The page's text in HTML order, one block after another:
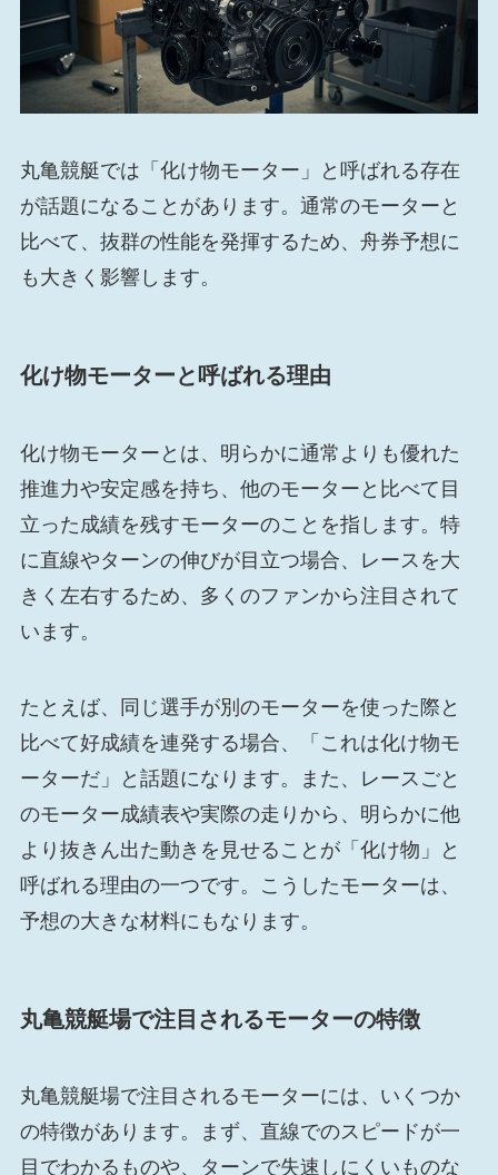
丸亀競艇では「化け物モーター」と呼ばれる存在
が話題になることがあります。通常のモーターと
比べて、抜群の性能を発揮するため、舟券予想に
も大きく影響します。
化け物モーターと呼ばれる理由
化け物モーターとは、明らかに通常よりも優れた
推進力や安定感を持ち、他のモーターと比べて目
立った成績を残すモーターのことを指します。特
に直線やターンの伸びが目立つ場合、レースを大
きく左右するため、多くのファンから注目されて
います。
たとえば、同じ選手が別のモーターを使った際と
比べて好成績を連発する場合、「これは化け物モ
ーターだ」と話題になります。また、レースごと
のモーター成績表や実際の走りから、明らかに他
より抜きん出た動きを見せることが「化け物」と
呼ばれる理由の一つです。こうしたモーターは、
予想の大きな材料にもなります。
丸亀競艇場で注目されるモーターの特徴
丸亀競艇場で注目されるモーターには、いくつか
の特徴があります。まず、直線でのスピードが一
目でわかるものや、ターンで失速しにくいものな